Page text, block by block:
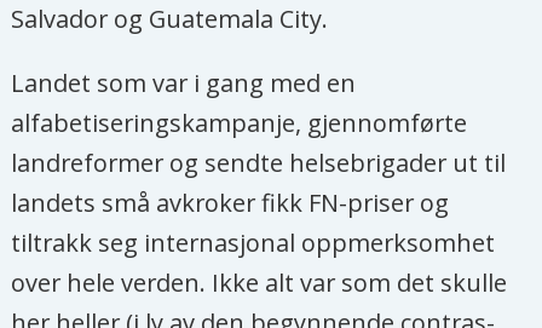
Salvador og Guatemala City.
Landet som var i gang med en
alfabetiseringskampanje, gjennomførte
landreformer og sendte helsebrigader ut til
landets små avkroker fikk FN-priser og
tiltrakk seg internasjonal oppmerksomhet
over hele verden. Ikke alt var som det skulle